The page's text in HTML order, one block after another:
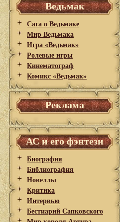
Ведьмак
Сага о Ведьмаке
Мир Ведьмака
Игра «Ведьмак»
Ролевые игры
Кинематограф
Комикс «Ведьмак»
Реклама
АС и его фэнтези
Биография
Библиография
Новеллы
Критика
Интервью
Бестиарий Сапковского